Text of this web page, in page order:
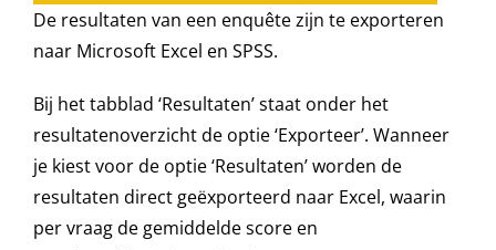
De resultaten van een enquête zijn te exporteren
naar Microsoft Excel en SPSS.
Bij het tabblad ‘Resultaten’ staat onder het
resultatenoverzicht de optie ‘Exporteer’. Wanneer
je kiest voor de optie ‘Resultaten’ worden de
resultaten direct geëxporteerd naar Excel, waarin
per vraag de gemiddelde score en